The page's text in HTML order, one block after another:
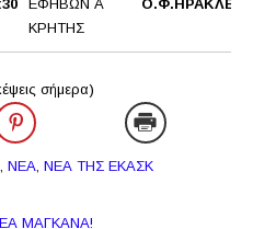
ΕΦΗΒΩΝ Α
ΚΡΗΤΗΣ
σήμερα)
ΝΕΑ ΝΕΑ ΤΗΣ ΕΚΑΣΚ
ΜΑΓΚΑΝΑ!